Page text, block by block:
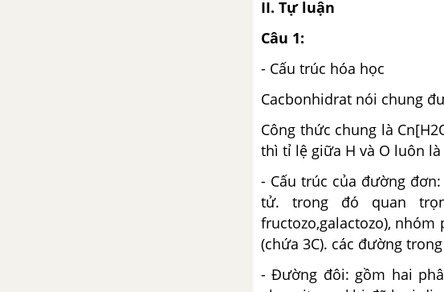
II. Tự luận
Câu 1:
- Cấu trúc hóa học
Cacbonhidrat nói chung
Công thức chung là
thì tỉ lệ giữa H và O luôn là
- Cấu trúc của đường
tử. trong đó quan
fructozo,galactozo), nhóm
(chứa 3C). các đường
- Đường đôi: gồm hai